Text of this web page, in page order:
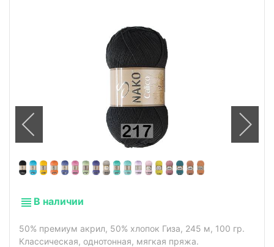
В наличии
50% премиум акрил, 50% хлопок Гиза, 245 м, 100 гр.
Классическая, однотонная, мягкая пряжа.